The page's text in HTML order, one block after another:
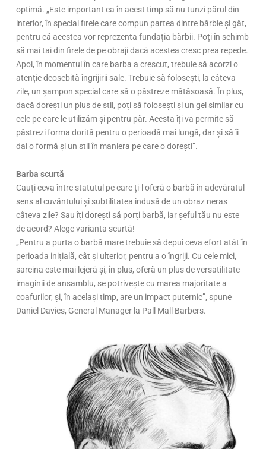
optimă. „Este important ca în acest timp să nu tunzi părul din
interior, în special firele care compun partea dintre bărbie și gât,
pentru că acestea vor reprezenta fundația bărbii. Poți în schimb
să mai tai din firele de pe obraji dacă acestea cresc prea repede.
Apoi, în momentul în care barba a crescut, trebuie să acorzi o
atenție deosebită îngrijirii sale. Trebuie să folosești, la câteva
zile, un șampon special care să o păstreze mătăsoasă. În plus,
dacă dorești un plus de stil, poți să folosești și un gel similar cu
cele pe care le utilizăm și pentru păr. Acesta îți va permite să
păstrezi forma dorită pentru o perioadă mai lungă, dar și să îi
dai o formă și un stil în maniera pe care o dorești”.
Barba scurtă
Cauți ceva între statutul pe care ți-l oferă o barbă în adevăratul
sens al cuvântului și subtilitatea indusă de un obraz neras
câteva zile? Sau îți dorești să porți barbă, iar șeful tău nu este
de acord? Alege varianta scurtă!
„Pentru a purta o barbă mare trebuie să depui ceva efort atât în
perioada inițială, cât și ulterior, pentru a o îngriji. Cu cele mici,
sarcina este mai lejeră și, în plus, oferă un plus de versatilitate
imaginii de ansamblu, se potrivește cu marea majoritate a
coafurilor, și, în același timp, are un impact puternic”, spune
Daniel Davies, General Manager la Pall Mall Barbers.